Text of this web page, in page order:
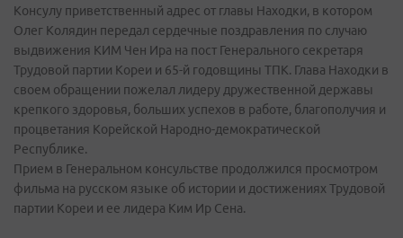
Консулу приветственный адрес от главы Находки, в котором
Олег Колядин передал сердечные поздравления по случаю
выдвижения КИМ Чен Ира на пост Генерального секретаря
Трудовой партии Кореи и 65-й годовщины ТПК. Глава Находки в
своем обращении пожелал лидеру дружественной державы
крепкого здоровья, больших успехов в работе, благополучия и
процветания Корейской Народно-демократической
Республике.
Прием в Генеральном консульстве продолжился просмотром
фильма на русском языке об истории и достижениях Трудовой
партии Кореи и ее лидера Ким Ир Сена.